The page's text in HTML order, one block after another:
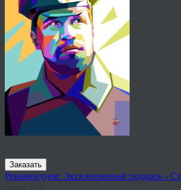
Заказать
Рекомендуем: Эксклюзивный подарок -